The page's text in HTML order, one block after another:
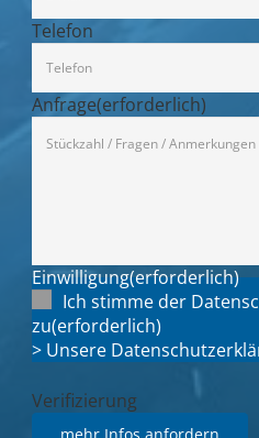
Telefon
Anfrage(erforderlich)
Einwilligung(erforderlich)
Ich stimme der
zu(erforderlich)
> Unsere
Verifizierung